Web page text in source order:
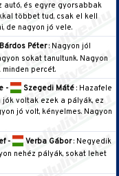
autó, és egyre gyorsabbak
többet tud, csak el kell
de nagyon jó vele.
Péter: Nagyon jól
sokat tanultunk. Nagyon
percét.
- Szegedi Máté: Hazafele
jók voltak ezek a pályák, ez
jó volt, kényelmes. Nagyon
- Verba Gábor: Negyedik
nehéz pályák, sokat lehet